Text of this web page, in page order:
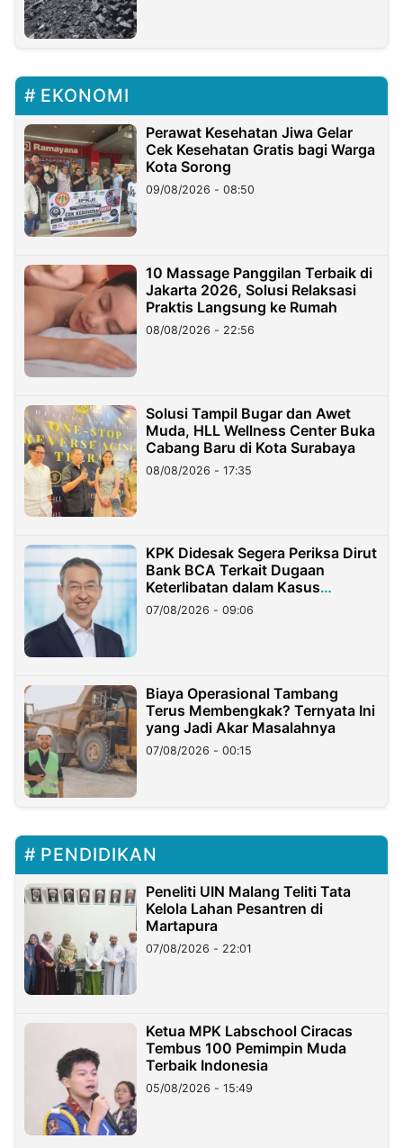
EKONOMI
Perawat Kesehatan Jiwa Gelar
Cek Kesehatan Gratis bagi Warga
Kota Sorong
09/08/2026 - 08:50
10 Massage Panggilan Terbaik di
Jakarta 2026, Solusi Relaksasi
Praktis Langsung ke Rumah
08/08/2026 - 22:56
Solusi Tampil Bugar dan Awet
Muda, HLL Wellness Center Buka
Cabang Baru di Kota Surabaya
08/08/2026 - 17:35
KPK Didesak Segera Periksa Dirut
Bank BCA Terkait Dugaan
Keterlibatan dalam Kasus
Hilangnya Dana Nasabah Rp2,58
Miliar
07/08/2026 - 09:06
Biaya Operasional Tambang
Terus Membengkak? Ternyata Ini
yang Jadi Akar Masalahnya
07/08/2026 - 00:15
PENDIDIKAN
Peneliti UIN Malang Teliti Tata
Kelola Lahan Pesantren di
Martapura
07/08/2026 - 22:01
Ketua MPK Labschool Ciracas
Tembus 100 Pemimpin Muda
Terbaik Indonesia
05/08/2026 - 15:49